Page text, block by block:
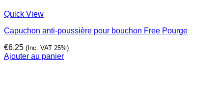
Quick View
Capuchon anti-poussière pour bouchon Free Pourge
€6,25 (Inc. VAT 25%)
Ajouter au panier